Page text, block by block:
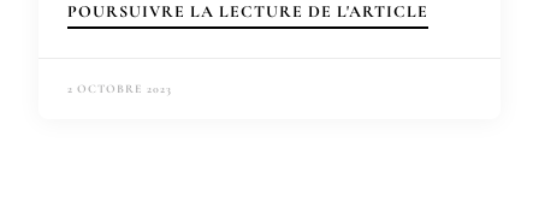
POURSUIVRE LA LECTURE DE L'ARTICLE
2 OCTOBRE 2023